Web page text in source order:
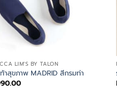
LIM'S BY TALON
าสุขภาพ MADRID สีกรมท่า